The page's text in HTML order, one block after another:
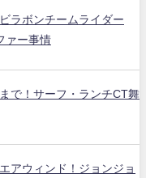
ラボンチームライダー
ァー事情
で！サーフ・ランチCT舞
アウィンド！ジョンジョ